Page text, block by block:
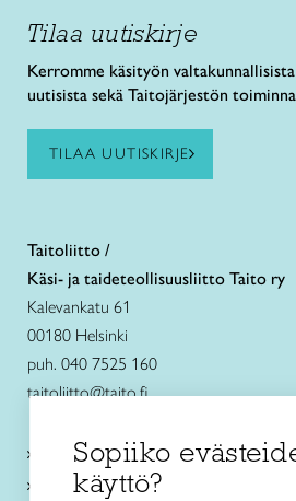
Tilaa uutiskirje
Kerromme käsityön
uutisista sekä Taitojärjestön
TILAA UUTISKIRJE
Taitoliitto /
Käsi- ja taideteollisuusliitto Taito ry
Kalevankatu 61
00180 Helsinki
puh. 040 7525 160
taitoliitto@taito.fi
Käsityökurssit ja koulutus
Ajankohtaista
Sopiiko
käyttö?